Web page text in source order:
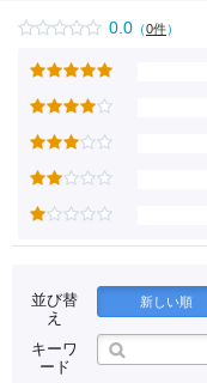
0.0 （0件）
並び替
え
新しい順
キーワ
ード